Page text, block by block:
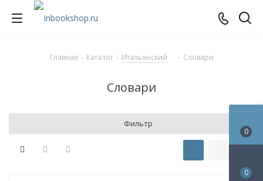
Главная - Каталог - Итальянский - Словари
Словари
Фильтр
0
0